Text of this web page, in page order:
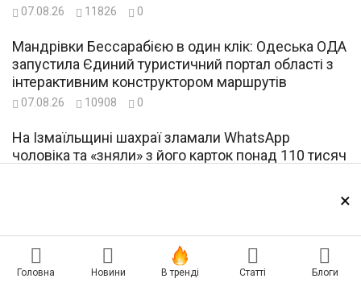
07.08.26 11826 0
Мандрівки Бессарабією в один клік: Одеська ОДА
запустила Єдиний туристичний портал області з
інтерактивним конструктором маршрутів
07.08.26 10908 0
На Ізмаїльщині шахраї зламали WhatsApp
чоловіка та «зняли» з його карток понад 110 тисяч
підпустить ворожі дрони до Одеси та
дунайських портів
×
Головна Новини В тренді Статті Блоги